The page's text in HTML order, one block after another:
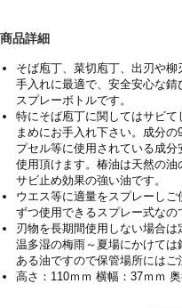
商品詳細
そば庖丁、菜切庖丁、出刃や
手入れに最適で、安全安心な
スプレーボトルです。
特にそば庖丁に関してはサビ
まめにお手入れ下さい。成分
プセル等に使用されている成
使用頂けます。椿油は天然の油
サビ止め効果の強い油です。
ウエス等に適量をスプレーし
ずつ使用できるスプレー式なの
刃物を長期間使用しない場合
温多湿の梅雨～夏場にかけて
ある油ですので保管場所にはご
高さ：110ｍｍ 横幅：37ｍｍ